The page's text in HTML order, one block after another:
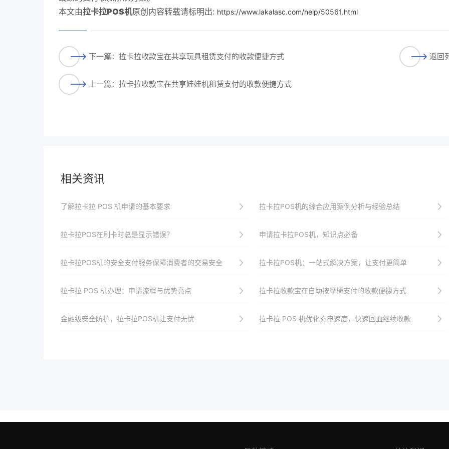
本文由拉卡拉POS机原创内容转载请标明出: https://www.lakalasc.com/help/50561.html
下一篇：拉卡拉收款宝在共享玩具租赁支付的收款便捷方式
上一篇：拉卡拉收款宝在共享娃娃机租赁支付的收款便捷方式
返回
相关资讯
了解拉卡拉 POS 机申请的基本要求 拉卡拉POS机的综合应用案例分析与经验总结
拉卡拉POS在刷卡时总是显示错误？ 申请拉卡拉POS机，知识点必备
拉卡拉POS机的安全支付服务保障消费者的交易安全 拉卡拉POS机：一站式解决方案，让支付更简单
拉卡拉 POS 机办理：申请流程与优势亮点 拉卡拉收款宝在自助按摩椅支付的收款便捷方式
金融级安全防护，拉卡拉POS机让支付无忧 拉卡拉 POS 机优化充电速度，快速回血继续收款